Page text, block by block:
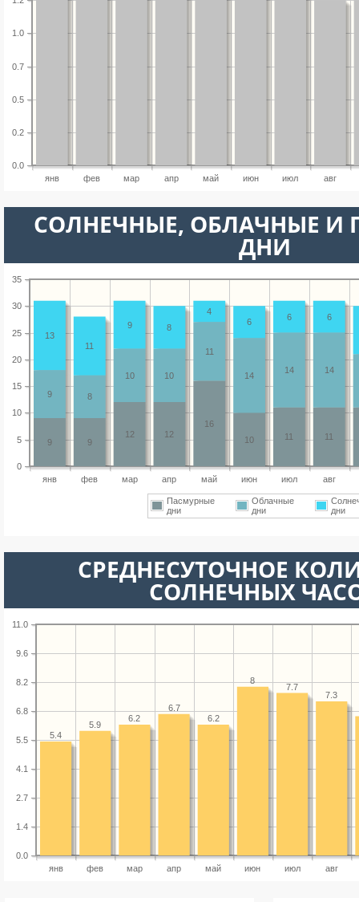
янв фев мар апр май июн июл авг
0.0
0.2
0.5
0.7
1.0
CОЛНЕЧНЫЕ, ОБЛАЧНЫЕ И
ДНИ
янв фев мар апр май июн июл авг
0
5
10
15
20
25
30
35
11
11
10
16
12
12
9
9
14
14
14
11
10
10
8
9
6
6
6
4
8
9
11
13
Пасмурные
дни
Облачные
дни
дни
СРЕДНЕСУТОЧНОЕ
СОЛНЕЧНЫХ
янв фев мар апр май июн июл авг
0.0
1.4
2.7
4.1
5.5
6.8
8.2
9.6
11.0
7.3
7.7
8
6.2
6.7
6.2
5.9
5.4